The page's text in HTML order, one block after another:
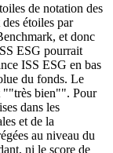
de notation des
étoiles par
et donc
ESG pourrait
ISS ESG en bas
du fonds. Le
""très bien"". Pour
dans les
et de la
au niveau du
ni le score de